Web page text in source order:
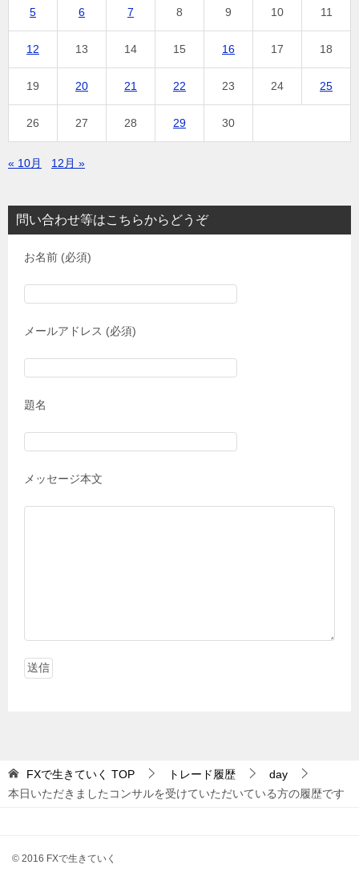
5 6 7 8 9 10 11
12 13 14 15 16 17 18
19 20 21 22 23 24 25
26 27 28 29 30
« 10月 12月 »
問い合わせ等はこちらからどうぞ
お名前 (必須)
メールアドレス (必須)
題名
メッセージ本文
FXで生きていく TOP トレード履歴
day
本日いただきましたコンサルを受けていただいている方の履歴です
© 2016 FXで生きていく